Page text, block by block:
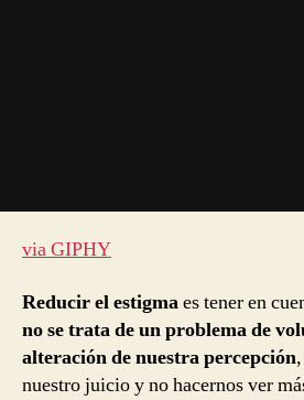
via GIPHY
Reducir el estigmaes tener en
no se trata de un problema de
alteración de nuestra percepción
nuestro juicio y no hacernos ver